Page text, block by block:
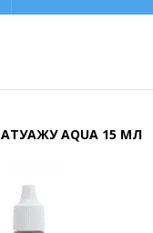
AQUA 15 МЛ